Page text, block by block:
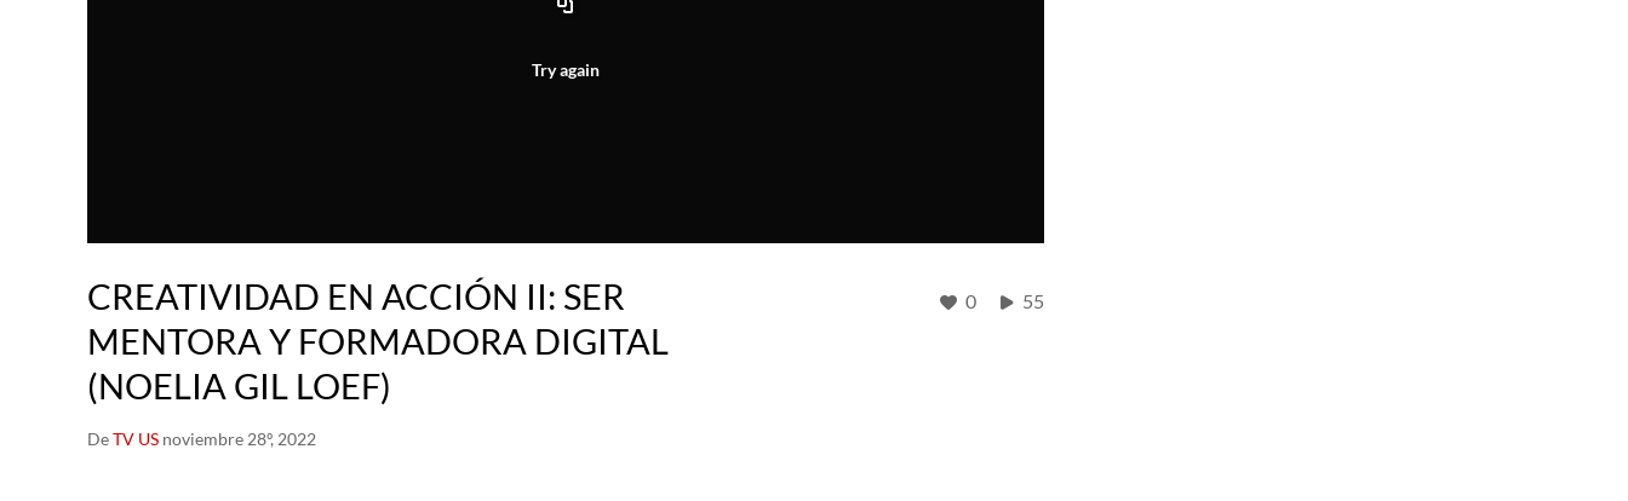
Try again
CREATIVIDAD EN ACCIÓN II: SER
MENTORA Y FORMADORA DIGITAL
(NOELIA GIL LOEF)
DeTV US noviembre 28º, 2022
0 55